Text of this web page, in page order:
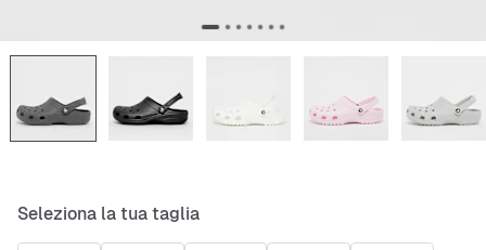
Seleziona la tua taglia